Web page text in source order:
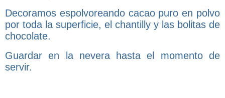
Decoramos espolvoreando cacao puro en polvo
por toda la superficie, el chantilly y las bolitas de
chocolate.
Guardar en la nevera hasta el momento de
servir.